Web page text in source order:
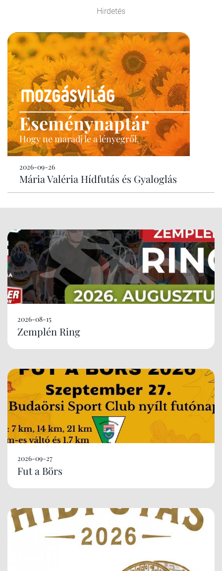
Hirdetés
Eseménynaptár
Hogy ne maradj le a lényegről.
2026-09-26
Mária Valéria Hídfutás és Gyaloglás
2026-08-15
Zemplén Ring
2026-09-27
Fut a Börs